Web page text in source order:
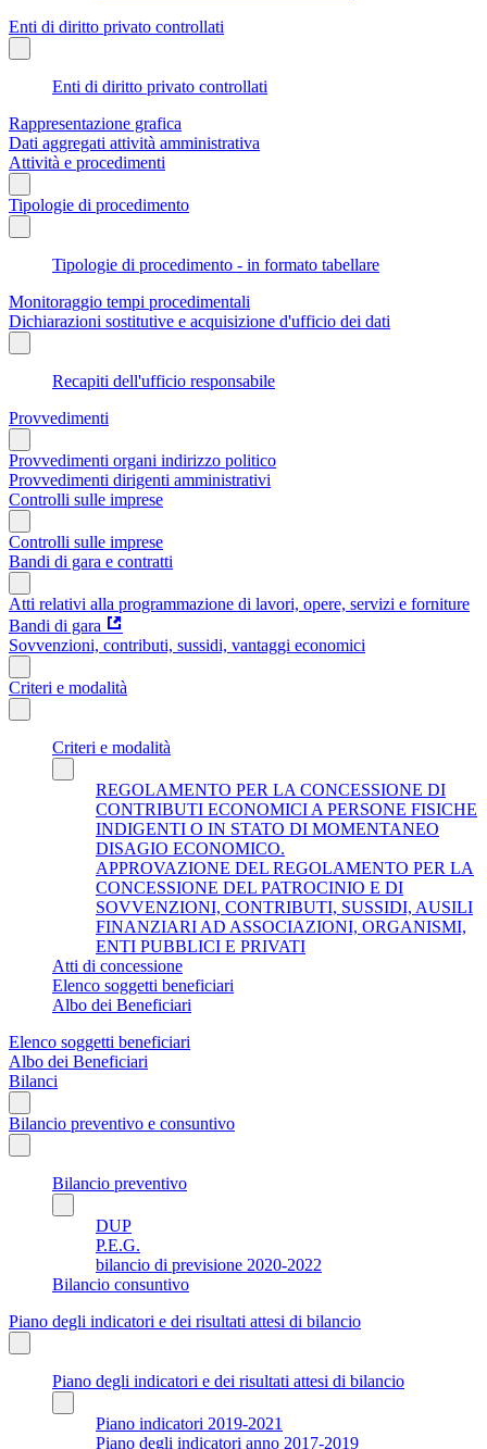
Enti di diritto privato controllati
Enti di diritto privato controllati
Rappresentazione grafica
Dati aggregati attività amministrativa
Attività e procedimenti
Tipologie di procedimento
Tipologie di procedimento - in formato tabellare
Monitoraggio tempi procedimentali
Dichiarazioni sostitutive e acquisizione d'ufficio dei dati
Recapiti dell'ufficio responsabile
Provvedimenti
Provvedimenti organi indirizzo politico
Provvedimenti dirigenti amministrativi
Controlli sulle imprese
Controlli sulle imprese
Bandi di gara e contratti
Atti relativi alla programmazione di lavori, opere, servizi e forniture
Bandi di gara
Sovvenzioni, contributi, sussidi, vantaggi economici
Criteri e modalità
Criteri e modalità
REGOLAMENTO PER LA CONCESSIONE DI
CONTRIBUTI ECONOMICI A PERSONE FISICHE
INDIGENTI O IN STATO DI MOMENTANEO
DISAGIO ECONOMICO.
APPROVAZIONE DEL REGOLAMENTO PER LA
CONCESSIONE DEL PATROCINIO E DI
SOVVENZIONI, CONTRIBUTI, SUSSIDI, AUSILI
FINANZIARI AD ASSOCIAZIONI, ORGANISMI,
ENTI PUBBLICI E PRIVATI
Atti di concessione
Elenco soggetti beneficiari
Albo dei Beneficiari
Elenco soggetti beneficiari
Albo dei Beneficiari
Bilanci
Bilancio preventivo e consuntivo
Bilancio preventivo
DUP
P.E.G.
bilancio di previsione 2020-2022
Bilancio consuntivo
Piano degli indicatori e dei risultati attesi di bilancio
Piano degli indicatori e dei risultati attesi di bilancio
Piano indicatori 2019-2021
Piano degli indicatori anno 2017-2019